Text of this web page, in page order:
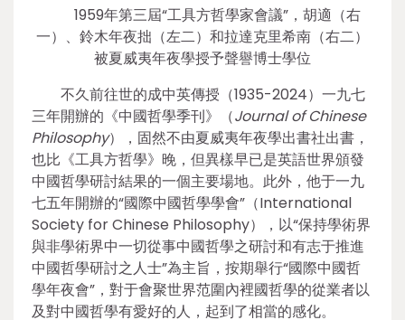
1959年第三屆“工具方哲學家會議”，胡適（右
一）、鈴木年夜拙（左二）和拉達克里希南（右二）
被夏威夷年夜學授予聲譽博士學位
不久前往世的成中英傳授（1935-2024）一九七
三年開辦的《中國哲學季刊》（Journal of Chinese
Philosophy），固然不由夏威夷年夜學出書社出書，
也比《工具方哲學》晚，但異樣早已是英語世界頒發
中國哲學研討結果的一個主要場地。此外，他于一九
七五年開辦的“國際中國哲學學會”（International
Society for Chinese Philosophy），以“保持學術界
與非學術界中一切從事中國哲學之研討和有志于推進
中國哲學研討之人士”為主旨，按期舉行“國際中國哲
學年夜會”，對于會聚世界范圍內裡國哲學的從業者以
及對中國哲學有愛好的人，起到了相當的感化。